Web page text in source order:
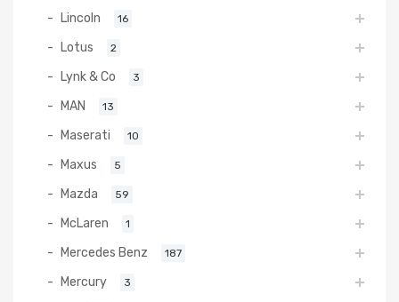
Lincoln 16
Lotus 2
Lynk & Co 3
MAN 13
Maserati 10
Maxus 5
Mazda 59
McLaren 1
Mercedes Benz 187
Mercury 3